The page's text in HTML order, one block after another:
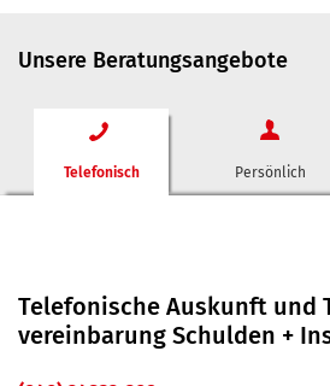
Unsere Beratungsangebote
Telefonisch Persönlich
Telefonische Auskunft und
vereinbarung Schulden +